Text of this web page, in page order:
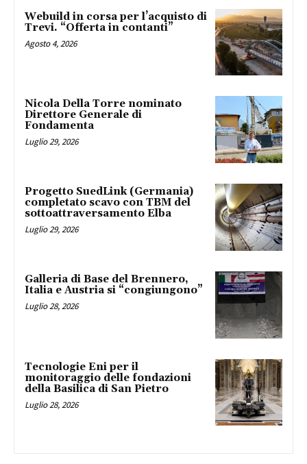
Webuild in corsa per l’acquisto di
Trevi. “Offerta in contanti”
Agosto 4, 2026
Nicola Della Torre nominato
Direttore Generale di
Fondamenta
Luglio 29, 2026
Progetto SuedLink (Germania)
completato scavo con TBM del
sottoattraversamento Elba
Luglio 29, 2026
Galleria di Base del Brennero,
Italia e Austria si “congiungono”
Luglio 28, 2026
Tecnologie Eni per il
monitoraggio delle fondazioni
della Basilica di San Pietro
Luglio 28, 2026